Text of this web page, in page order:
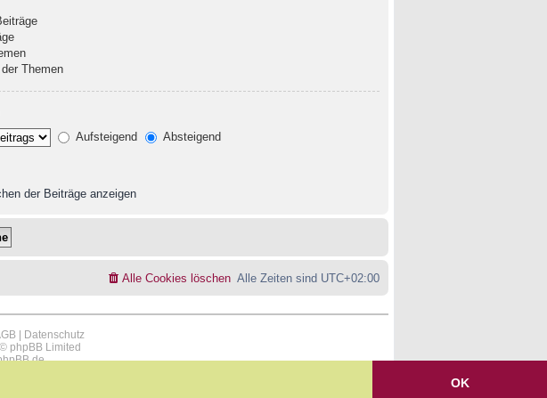
OK
Themen
Aufsteigend Absteigend
der Beiträge anzeigen
Alle Zeiten sind UTC+02:00
Alle Cookies löschen
|
Datenschutz
phpBB Limited